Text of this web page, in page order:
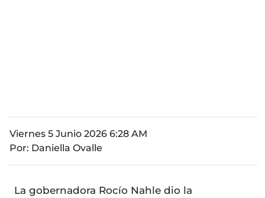
Viernes 5 Junio 2026 6:28 AM
Por: Daniella Ovalle
La gobernadora Rocío Nahle dio la